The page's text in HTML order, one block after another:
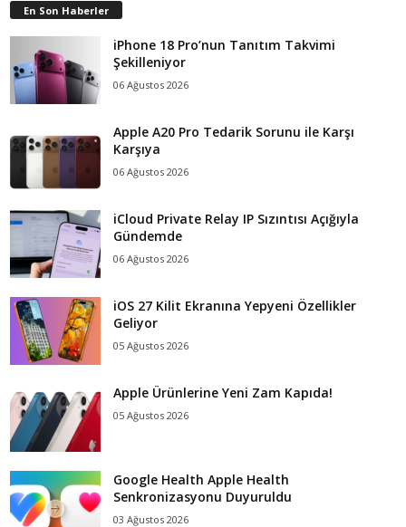
En Son Haberler
iPhone 18 Pro’nun Tanıtım Takvimi
Şekilleniyor
06 Ağustos 2026
Apple A20 Pro Tedarik Sorunu ile Karşı
Karşıya
06 Ağustos 2026
iCloud Private Relay IP Sızıntısı Açığıyla
Gündemde
06 Ağustos 2026
iOS 27 Kilit Ekranına Yepyeni Özellikler
Geliyor
05 Ağustos 2026
Apple Ürünlerine Yeni Zam Kapıda!
05 Ağustos 2026
Google Health Apple Health
Senkronizasyonu Duyuruldu
03 Ağustos 2026